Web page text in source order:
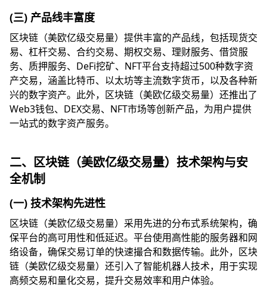
(三) 产品线丰富度
区块链（美欧亿级交易量）提供丰富的产品线，包括现货交
易、杠杆交易、合约交易、期权交易、理财服务、借贷服
务、质押服务、DeFi挖矿、NFT平台支持超过500种数字资
产交易，涵盖比特币、以太坊等主流数字货币，以及各种新
兴的数字资产。此外，区块链（美欧亿级交易量）还推出了
Web3钱包、DEX交易、NFT市场等创新产品，为用户提供
一站式的数字资产服务。
二、区块链（美欧亿级交易量）技术架构与安
全机制
(一) 技术架构先进性
区块链（美欧亿级交易量）采用先进的分布式系统架构，确
保平台的高可用性和低延迟。平台使用高性能的服务器和网
络设备，确保交易订单的快速撮合和数据传输。此外，区块
链（美欧亿级交易量）还引入了智能机器人技术，用于实现
高频交易和量化交易，提升交易效率和用户体验。